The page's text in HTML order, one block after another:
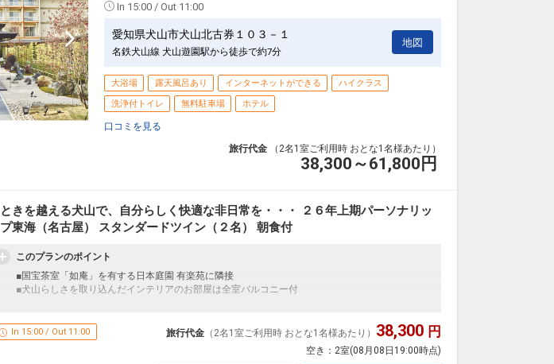
In 15:00 / Out 11:00
愛知県犬山市犬山北古券１０３－１
名鉄犬山線 犬山遊園駅から徒歩で約7分
地図
大浴場 露天風呂あり インターネットができる
ハイクラス
洗浄付トイレ
無料駐車場 ホテル
口コミを見る
旅行代金 （2名1室ご利用時 おとな1名様あたり）
38,300～61,800 円
ときを越える犬山で、自分らしく快適な非日常を・・・ ２６年上期パーソナリッ
プ東海（名古屋） スタンダードツイン（２名） 朝食付
このプランのポイント
■国宝茶室「如庵」を有する日本庭園 有楽苑に隣接
■犬山らしさを取り込んだインテリアのお部屋は全室バルコニー付
ここがポイント！
●隣接の日本庭園「有楽苑」入苑無料
定休日：毎週水曜日（祝日の場合は翌日に振替）、その他年末年始、メンテナンスなどで休業の
In 15:00 / Out 11:00 旅行代金 （2名1室ご利用時 おとな1名様あたり） 38,300 円
空き： 2室(08月08日19:00時点)